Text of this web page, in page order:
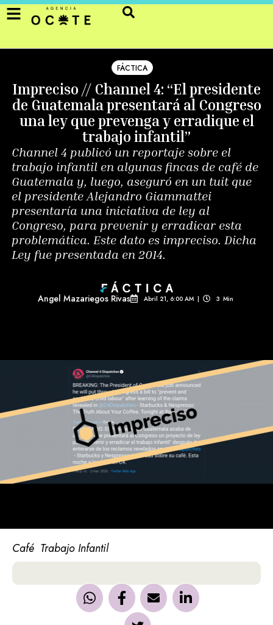
FÁCTICA
Impreciso // Channel 4: “El presidente
de Guatemala presentará al Congreso
una ley que prevenga y erradique el
trabajo infantil”
Channel 4 publicó un reportaje sobre el
trabajo infantil en algunas fincas de café de
Guatemala y, luego, aseguró en un tuit que
el presidente Alejandro Giammattei
presentaría una iniciativa de ley al
Congreso, para prevenir y erradicar esta
problemática. Este dato es impreciso. Dicha
Ley fue presentada en 2014.
Angel Mazariegos Rivas Abril 21, 6:00 AM | 3 Min
Café Trabajo Infantil